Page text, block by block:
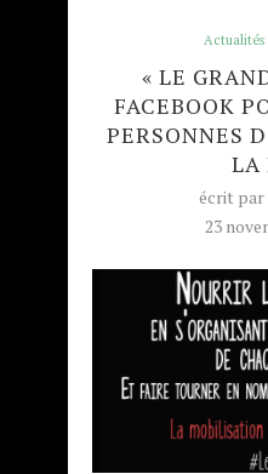
Actualités
« LE
FACEBOOK
PERSONNES
LA
écrit par
23